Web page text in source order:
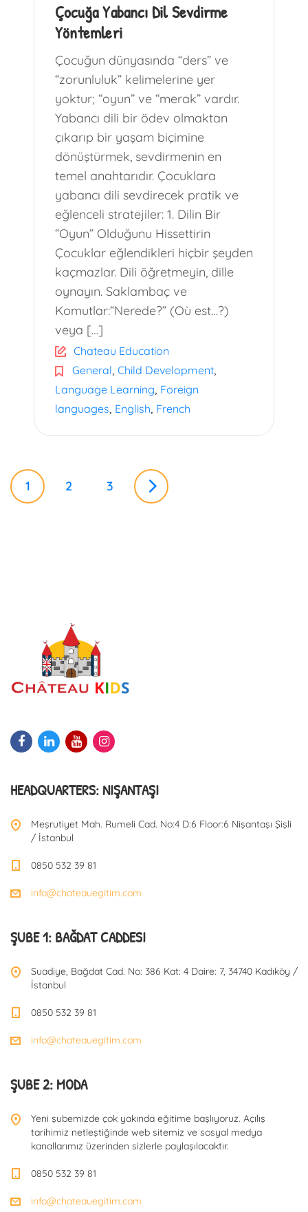
Çocuğa Yabancı Dil Sevdirme
Yöntemleri
Çocuğun dünyasında “ders” ve
“zorunluluk” kelimelerine yer
yoktur; “oyun” ve “merak” vardır.
Yabancı dili bir ödev olmaktan
çıkarıp bir yaşam biçimine
dönüştürmek, sevdirmenin en
temel anahtarıdır. Çocuklara
yabancı dili sevdirecek pratik ve
eğlenceli stratejiler: 1. Dilin Bir
“Oyun” Olduğunu Hissettirin
Çocuklar eğlendikleri hiçbir şeyden
kaçmazlar. Dili öğretmeyin, dille
oynayın. Saklambaç ve
Komutlar:“Nerede?” (Où est…?)
veya […]
Chateau Education
General, Child Development,
Language Learning, Foreign
languages, English, French
P
s
a
v
i
g
a
t
i
o
n
1 2 3
HEADQUARTERS: NIŞANTAŞI
Meşrutiyet Mah. Rumeli Cad. No:4 D:6 Floor:6 Nişantaşı Şişli
/ İstanbul
0850 532 39 81
info@chateauegitim.com
ŞUBE 1: BAĞDAT CADDESI
Suadiye, Bağdat Cad. No: 386 Kat: 4 Daire: 7, 34740 Kadıköy /
İstanbul
0850 532 39 81
info@chateauegitim.com
ŞUBE 2: MODA
Yeni şubemizde çok yakında eğitime başlıyoruz. Açılış
tarihimiz netleştiğinde web sitemiz ve sosyal medya
kanallarımız üzerinden sizlerle paylaşılacaktır.
0850 532 39 81
info@chateauegitim.com